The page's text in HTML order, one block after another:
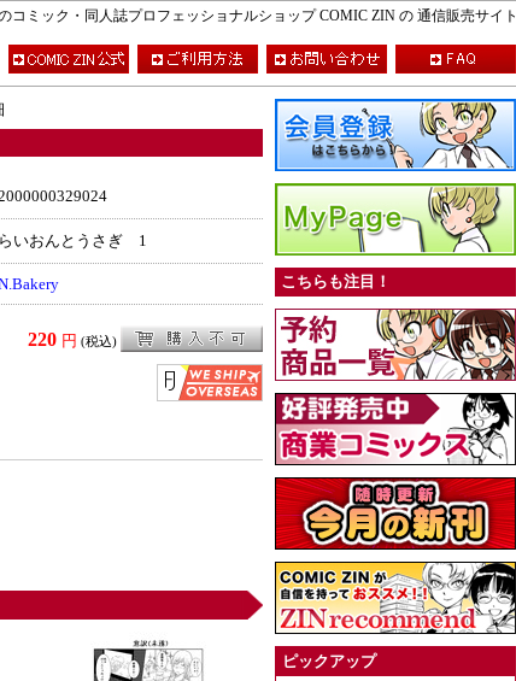
コミック・同人誌プロフェッショナルショップ COMIC ZIN の 通信販売サイト
らいおんとうさぎ 1
220 円 (税込)
こちらも注目！
ピックアップ